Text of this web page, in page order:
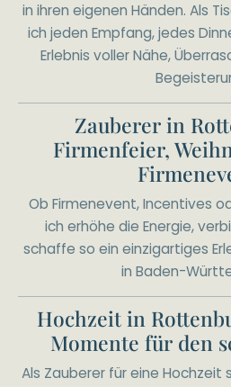
in ihren eigenen Händen. Als
ich jeden Empfang, jedes
Erlebnis voller Nähe,
Zauberer in
Firmenfeier,
Ob Firmenevent, Incentives
ich erhöhe die Energie,
schaffe so ein einzigartiges
in Baden-
Hochzeit in
Momente für den
Als Zauberer für eine